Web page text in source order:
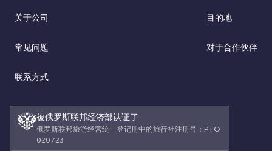
关于公司 目的地
常见问题 对于合作伙伴
联系方式
被俄罗斯联邦经济部认证了
俄罗斯联邦旅游经营统一登记册中的旅行社注册号：РТО
020723